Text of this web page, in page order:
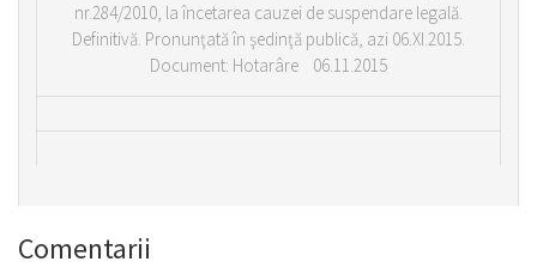
nr.284/2010, la încetarea cauzei de suspendare legală.
Definitivă. Pronunţată în şedinţă publică, azi 06.XI.2015.
Document: Hotarâre 06.11.2015
Comentarii